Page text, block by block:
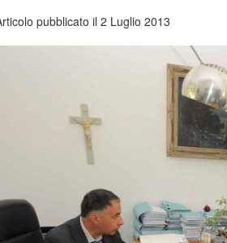
pubblicato il 2 Luglio 2013